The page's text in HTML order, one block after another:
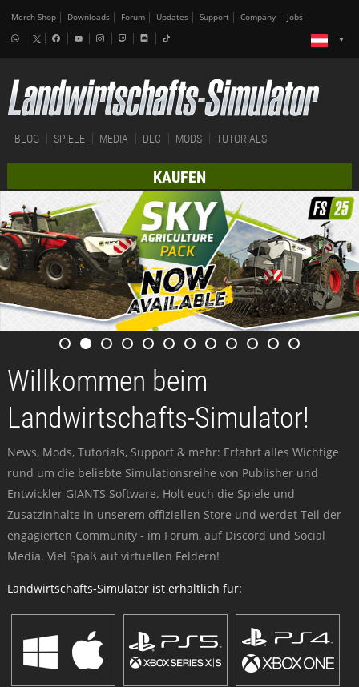
Merch-Shop Downloads Forum Updates Support Company Jobs
BLOG SPIELE MEDIA DLC MODS TUTORIALS
KAUFEN
Willkommen beim
Landwirtschafts-Simulator!
News, Mods, Tutorials, Support & mehr: Erfahrt alles Wichtige
rund um die beliebte Simulationsreihe von Publisher und
Entwickler GIANTS Software. Holt euch die Spiele und
Zusatzinhalte in unserem offiziellen Store und werdet Teil der
engagierten Community - im Forum, auf Discord und Social
Media. Viel Spaß auf virtuellen Feldern!
Landwirtschafts-Simulator ist erhältlich für: